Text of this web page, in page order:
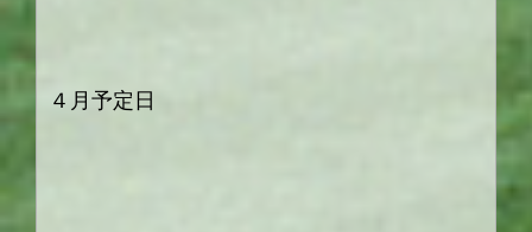
４月予定日